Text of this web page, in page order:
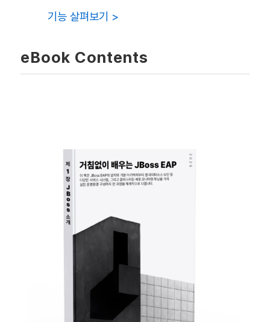
기능 살펴보기 >
eBook Contents